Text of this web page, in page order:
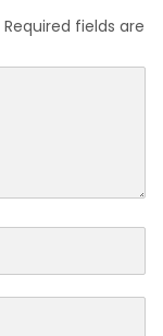
Required fields are